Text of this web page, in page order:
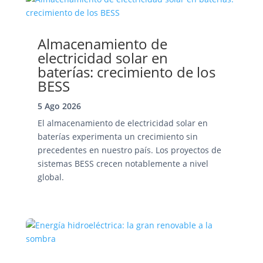
Almacenamiento de
electricidad solar en
baterías: crecimiento de los
BESS
5 Ago 2026
El almacenamiento de electricidad solar en
baterías experimenta un crecimiento sin
precedentes en nuestro país. Los proyectos de
sistemas BESS crecen notablemente a nivel
global.